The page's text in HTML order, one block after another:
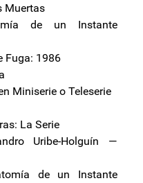
Muertas
de un Instante
Fuga: 1986
Miniserie o Teleserie
La Serie
Uribe-Holguín —
de un Instante